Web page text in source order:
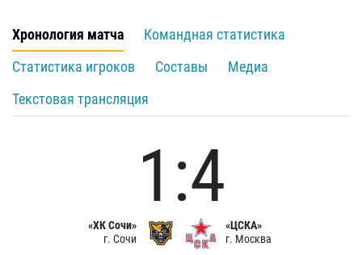
Хронология матча
Командная статистика
Статистика игроков
Составы
Медиа
Текстовая трансляция
«ХК Сочи»
г. Сочи
1:4
«ЦСКА»
г. Москва